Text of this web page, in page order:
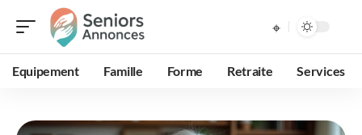
Equipement Famille Forme Retraite Services